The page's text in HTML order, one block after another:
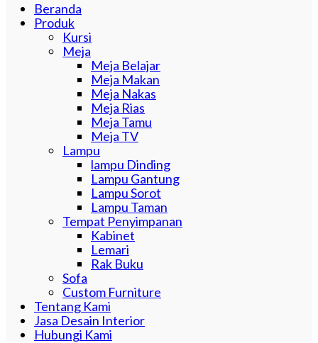
Beranda
Produk
Kursi
Meja
Meja Belajar
Meja Makan
Meja Nakas
Meja Rias
Meja Tamu
Meja TV
Lampu
lampu Dinding
Lampu Gantung
Lampu Sorot
Lampu Taman
Tempat Penyimpanan
Kabinet
Lemari
Rak Buku
Sofa
Custom Furniture
Tentang Kami
Jasa Desain Interior
Hubungi Kami